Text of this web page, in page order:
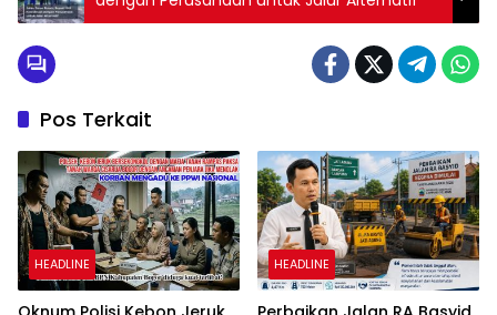
Pos Terkait
HEADLINE HEADLINE